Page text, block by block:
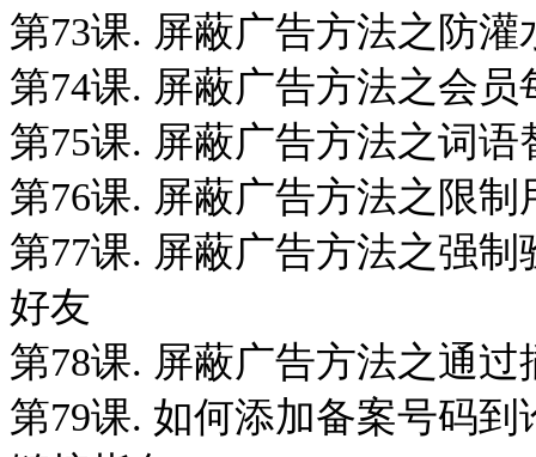
第73课. 屏蔽广告方法之防
第74课. 屏蔽广告方法之会
第75课. 屏蔽广告方法之词语
第76课. 屏蔽广告方法之限
第77课. 屏蔽广告方法之强
好友
第78课. 屏蔽广告方法之通
第79课. 如何添加备案号码